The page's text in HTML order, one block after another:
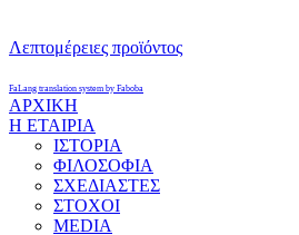
Λεπτομέρειες προϊόντος
FaLang translation system by Faboba
ΑΡΧΙΚΗ
Η ΕΤΑΙΡΙΑ
ΙΣΤΟΡΙΑ
ΦΙΛΟΣΟΦΙΑ
ΣΧΕΔΙΑΣΤΕΣ
ΣΤΟΧΟΙ
MEDIA